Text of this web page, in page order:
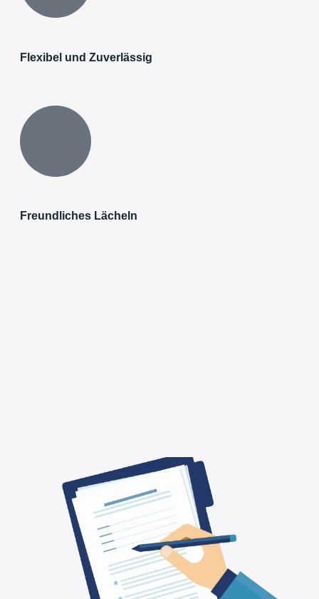
Flexibel und Zuverlässig
Freundliches Lächeln